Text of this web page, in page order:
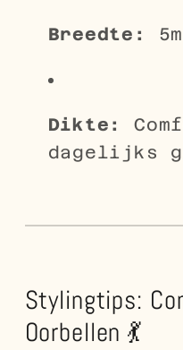
Breedte:
Dikte:
dagelijks
Stylingtips:
Oorbellen 💃